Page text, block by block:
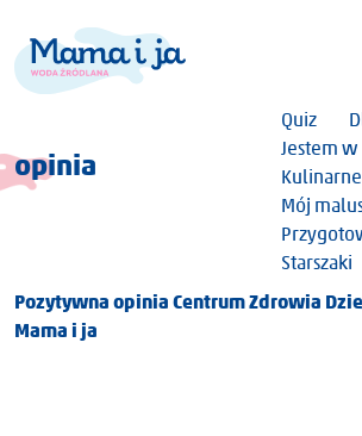
opinia
Quiz
Jestem w
Mój
Starszaki
Pozytywna opinia Centrum Zdrowia
Mama i ja